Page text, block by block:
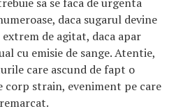
daca sugarul devine
de agitat, daca apar
cu emisie de sange. Atentie,
care ascund de fapt o
corp strain, eveniment pe care